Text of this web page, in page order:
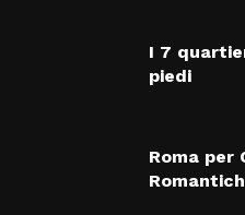
I 7
piedi
Roma per